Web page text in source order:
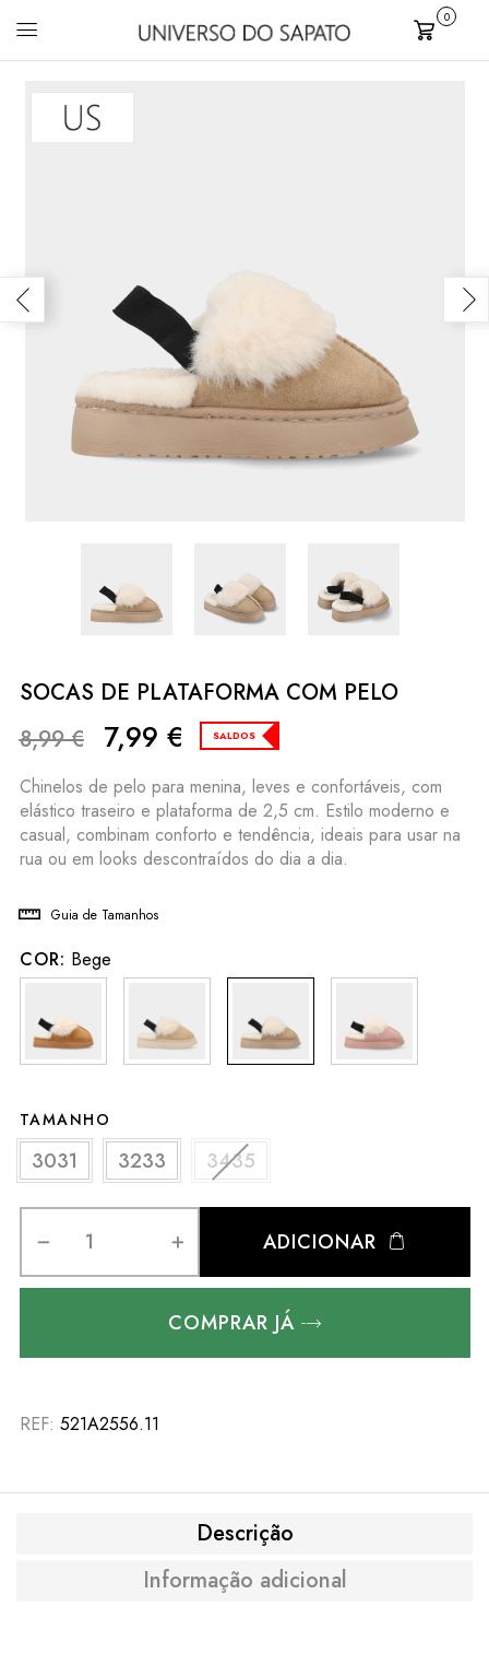
Carrinho
0
SOCAS DE PLATAFORMA COM PELO
8,99€ 7,99 € SALDOS
Chinelos de pelo para menina, leves e confortáveis, com
elástico traseiro e plataforma de 2,5 cm. Estilo moderno e
casual, combinam conforto e tendência, ideais para usar na
rua ou em looks descontraídos do dia a dia.
Guia de Tamanhos
COR: Bege
TAMANHO
3031 3233 3435
ADICIONAR
COMPRAR JÁ
REF: 521A2556.11
Descrição
Informação adicional